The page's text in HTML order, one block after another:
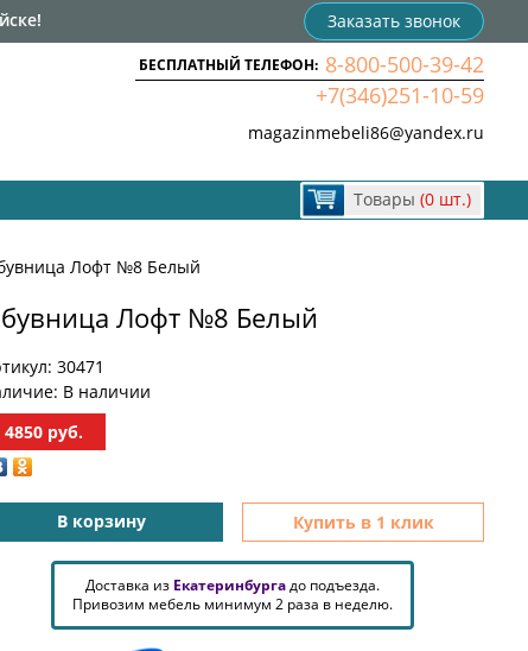
Заказать звонок
БЕСПЛАТНЫЙ ТЕЛЕФОН: 8-800-500-39-42
+7(346)251-10-59
magazinmebeli86@yandex.ru
Товары (0 шт.)
Лофт №8 Белый
Лофт №8 Белый
30471
В наличии
4850руб.
В корзину Купить в 1 клик
Доставка из Екатеринбургадо подъезда.
Привозим мебель минимум 2 раза в неделю.